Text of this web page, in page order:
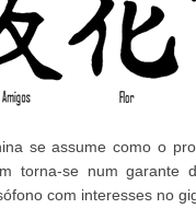
se assume como o
torna-se num garante
com interesses no